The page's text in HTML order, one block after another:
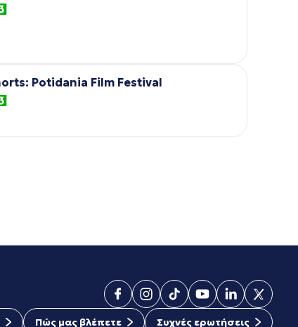
Potidania Film Festival
Πώς μας βλέπετε Συχνές ερωτήσεις